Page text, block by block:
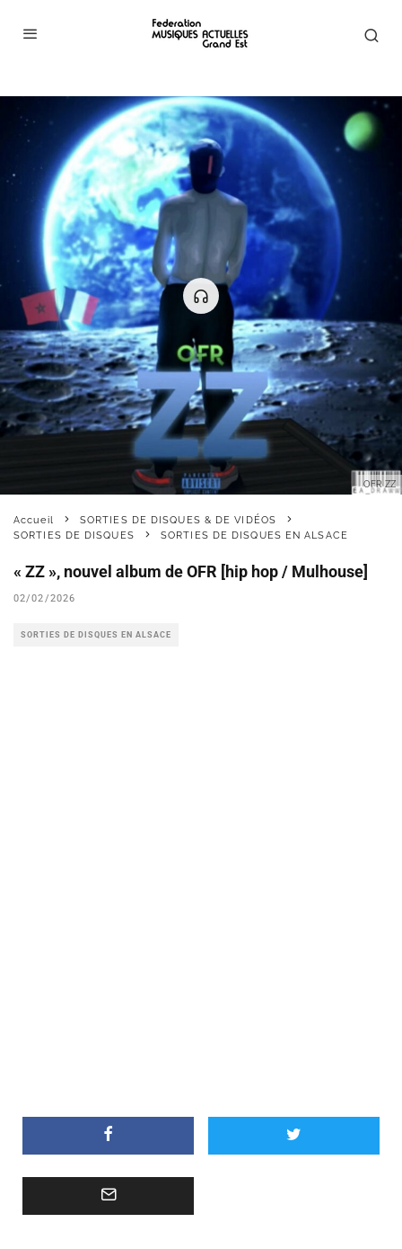
OFR ZZ
Accueil
SORTIES DE DISQUES & DE VIDÉOS
SORTIES DE DISQUES
SORTIES DE DISQUES EN ALSACE
« ZZ », nouvel album de OFR [hip hop / Mulhouse]
02/02/2026
SORTIES DE DISQUES EN ALSACE